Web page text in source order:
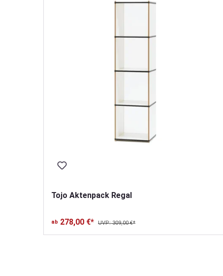
Tojo Aktenpack Regal
ab 278,00 €* UVP: 309,00 €*